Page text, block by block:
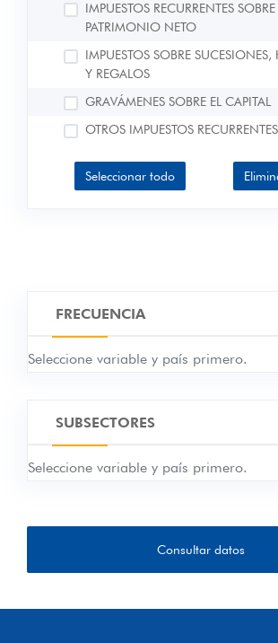
IMPUESTOS RECURRENTES SOBRE
PATRIMONIO NETO
IMPUESTOS SOBRE SUCESIONES,
Y REGALOS
GRAVÁMENES SOBRE EL CAPITAL
OTROS IMPUESTOS
IMPUESTOS SOBRE LOS BIENES Y
IMPUESTOS SOBRE EL VOLUMEN
IMPUESTOS SELECTIVOS
UTILIDADES DE LOS MONOPOLIOS
FISCALES
REALIZAR ACTIVIDADES
Seleccionar todo
FRECUENCIA
Seleccione variable y país primero.
SUBSECTORES
Seleccione variable y país primero.
Consultar datos